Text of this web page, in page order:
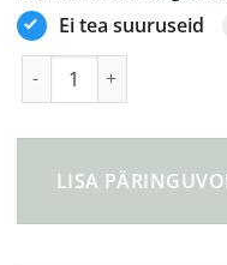
Ei tea suuruseid
LISA